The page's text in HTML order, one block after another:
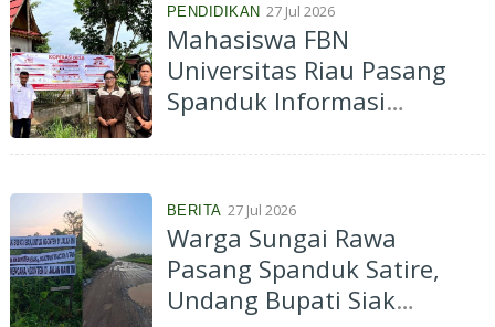
PENDIDIKAN 27 Jul 2026
Mahasiswa FBN
Universitas Riau Pasang
Spanduk Informasi
Kelurahan Palas
BERITA 27 Jul 2026
Warga Sungai Rawa
Pasang Spanduk Satire,
Undang Bupati Siak